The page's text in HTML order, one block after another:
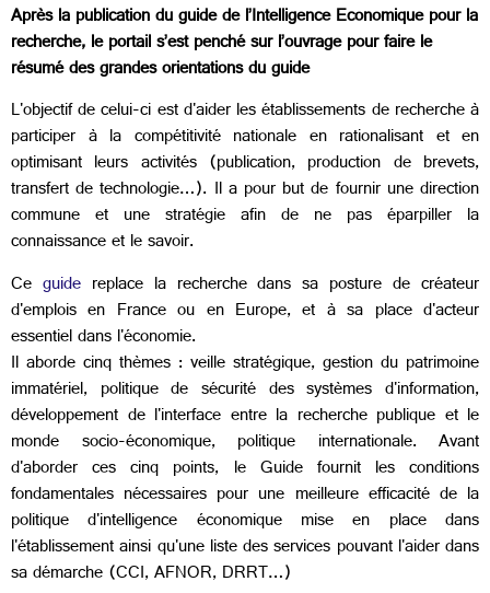
Après la publication du guide de l’Intelligence Economique pour la
recherche, le portail s’est penché sur l’ouvrage pour faire le
résumé des grandes orientations du guide
L'objectif de celui-ci est d'aider les établissements de recherche à
participer à la compétitivité nationale en rationalisant et en
optimisant leurs activités (publication, production de brevets,
transfert de technologie…). Il a pour but de fournir une direction
commune et une stratégie afin de ne pas éparpiller la
connaissance et le savoir.
Ce guidereplace la recherche dans sa posture de créateur
d'emplois en France ou en Europe, et à sa place d'acteur
essentiel dans l'économie.
Il aborde cinq thèmes : veille stratégique, gestion du patrimoine
immatériel, politique de sécurité des systèmes d'information,
développement de l'interface entre la recherche publique et le
monde socio-économique, politique internationale. Avant
d'aborder ces cinq points, le Guide fournit les conditions
fondamentales nécessaires pour une meilleure efficacité de la
politique d'intelligence économique mise en place dans
l'établissement ainsi qu'une liste des services pouvant l'aider dans
sa démarche (CCI, AFNOR, DRRT…)